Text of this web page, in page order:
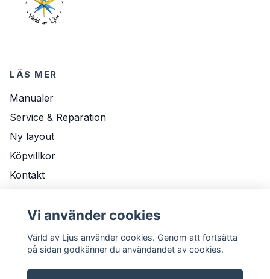
LÄS MER
Manualer
Service & Reparation
Ny layout
Köpvillkor
Kontakt
Leveransvillkor
Vi använder cookies
Värld av Ljus använder cookies. Genom att fortsätta
på sidan godkänner du användandet av cookies.